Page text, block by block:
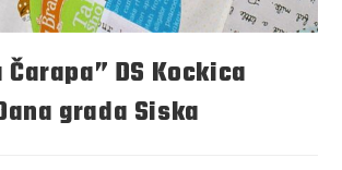
DS Kockica
grada Siska